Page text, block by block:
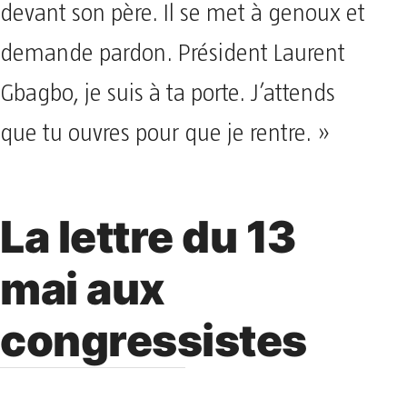
devant son père. Il se met à genoux et
demande pardon. Président Laurent
Gbagbo, je suis à ta porte. J’attends
que tu ouvres pour que je rentre. »
La lettre du 13
mai aux
congressistes